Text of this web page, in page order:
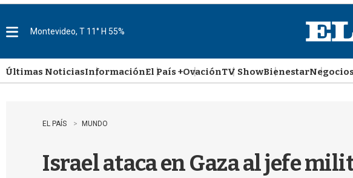
u
Montevideo, T 11° H 55%
Últimas NoticiasInformaciónEl País +OvaciónTV ShowBienestar
EL PAÍS MUNDO
Israel ataca en Gaza al jefe